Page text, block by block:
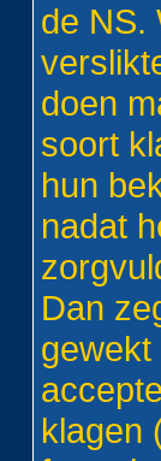
de NS.
doen
soort
hun
nadat
Dan
klagen